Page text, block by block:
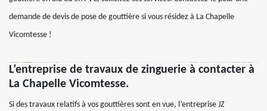
demande de devis de pose de gouttière si vous résidez à La Chapelle
Vicomtesse !
L’entreprise de travaux de zinguerie à contacter à
La Chapelle Vicomtesse.
Si des travaux relatifs à vos gouttières sont en vue, l’entreprise JZ